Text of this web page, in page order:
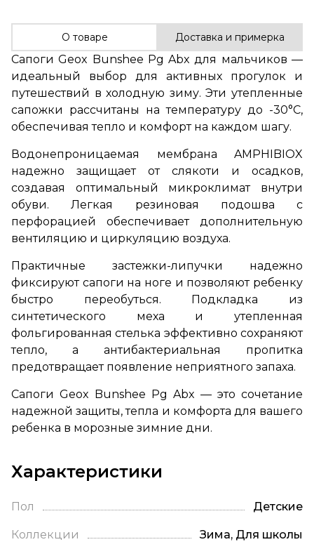
О товаре Доставка и примерка
Сапоги Geox Bunshee Pg Abx для мальчиков —
идеальный выбор для активных прогулок и
путешествий в холодную зиму. Эти утепленные
сапожки рассчитаны на температуру до -30°C,
обеспечивая тепло и комфорт на каждом шагу.
Водонепроницаемая мембрана AMPHIBIOX
надежно защищает от слякоти и осадков,
создавая оптимальный микроклимат внутри
обуви. Легкая резиновая подошва с
перфорацией обеспечивает дополнительную
вентиляцию и циркуляцию воздуха.
Практичные застежки-липучки надежно
фиксируют сапоги на ноге и позволяют ребенку
быстро переобуться. Подкладка из
синтетического меха и утепленная
фольгированная стелька эффективно сохраняют
тепло, а антибактериальная пропитка
предотвращает появление неприятного запаха.
Сапоги Geox Bunshee Pg Abx — это сочетание
надежной защиты, тепла и комфорта для вашего
ребенка в морозные зимние дни.
Характеристики
Пол Детские
Коллекции Зима, Для школы